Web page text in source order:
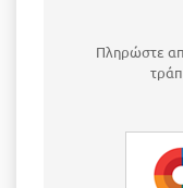
Πληρώστε